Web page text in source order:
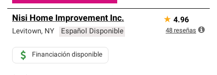
Nisi Home Improvement Inc.
Levitown, NY Español Disponible
Financiación disponible
★ 4.96
48 reseñas